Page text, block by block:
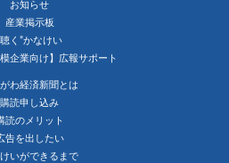
お知らせ
産業掲示板
聴く”かなけい
模企業向け】広報サポート
わ経済新聞とは
購読申し込み
読のメリット
告を出したい
いができるまで